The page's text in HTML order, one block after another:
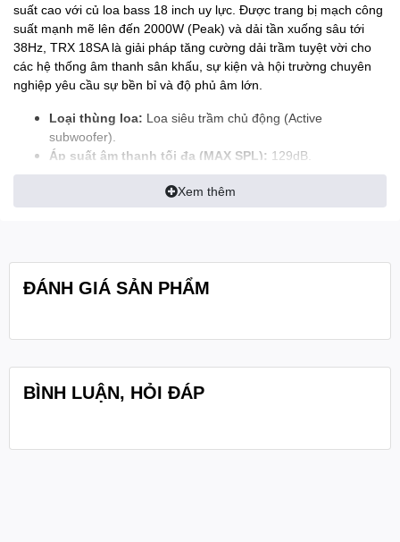
suất cao với củ loa bass 18 inch uy lực. Được trang bị mạch công
suất mạnh mẽ lên đến 2000W (Peak) và dải tần xuống sâu tới
38Hz, TRX 18SA là giải pháp tăng cường dải trầm tuyệt vời cho
các hệ thống âm thanh sân khấu, sự kiện và hội trường chuyên
nghiệp yêu cầu sự bền bỉ và độ phủ âm lớn.
Loại thùng loa: Loa siêu trầm chủ động (Active
subwoofer).
Áp suất âm thanh tối đa (MAX SPL): 129dB.
Công suất đỉnh (PEAK):2000W.
Công suất chương trình (PGM):
Công suất định mức (RMS):500W.
Cấu tạo củ loa Bass (LF Driver):18 inch với cuộn dây âm
(VC) 75mm.
Kích thước (WxHxD):567 x 667 x 600 mm.
Xem thêm
ĐÁNH GIÁ SẢN PHẨM
BÌNH LUẬN, HỎI ĐÁP